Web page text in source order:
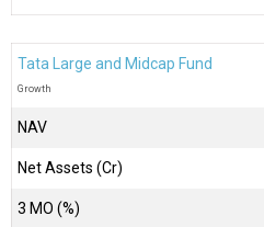
Tata Large and Midcap Fund
Growth
NAV
Net Assets (Cr)
3 MO (%)